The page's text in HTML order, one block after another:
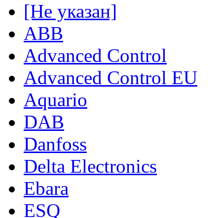
[Не указан]
ABB
Advanced Control
Advanced Control EU
Aquario
DAB
Danfoss
Delta Electronics
Ebara
ESQ